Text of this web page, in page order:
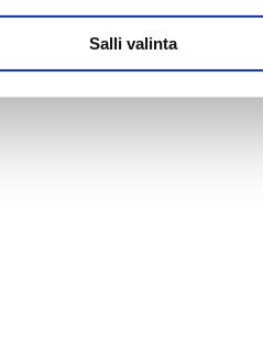
Salli valinta